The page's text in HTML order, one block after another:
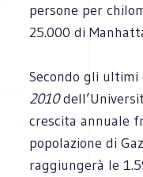
persone per
25.000 di
Secondo gli
2010
crescita annuale
popolazione di
raggiungerà le